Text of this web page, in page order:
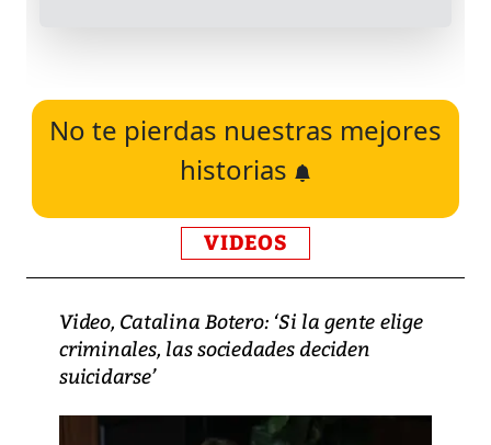
No te pierdas nuestras mejores
historias
VIDEOS
Video, Catalina Botero: ‘Si la gente elige
criminales, las sociedades deciden
suicidarse’